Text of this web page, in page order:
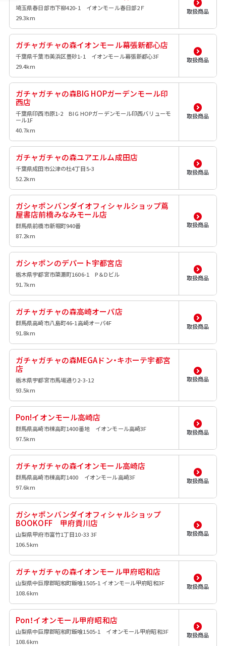
埼玉県春日部市下柳420-1 イオンモール春日部2Ｆ
29.3km
取扱商品
ガチャガチャの森イオンモール幕張新都心店
千葉県千葉市美浜区豊砂1-1 イオンモール幕張新都心3F
29.4km
取扱商品
ガチャガチャの森BIG HOPガーデンモール印
西店
千葉県印西市原1-2 BIG HOPガーデンモール印西バリューモ
ール1F
40.7km
取扱商品
ガチャガチャの森ユアエルム成田店
千葉県成田市公津の杜4丁目5-3
52.2km
取扱商品
ガシャポンバンダイオフィシャルショップ蔦
屋書店前橋みなみモール店
群馬県前橋市新堀町940番
87.2km
取扱商品
ガシャポンのデパート宇都宮店
栃木県宇都宮市簗瀬町1606-1 P＆Dビル
91.7km
取扱商品
ガチャガチャの森高崎オーパ店
群馬県高崎市八島町46-1高崎オーパ4F
91.8km
取扱商品
ガチャガチャの森MEGAドン・キホーテ宇都宮
店
栃木県宇都宮市馬場通り2-3-12
93.5km
取扱商品
Pon!イオンモール高崎店
群馬県高崎市棟高町1400番地 イオンモール高崎3F
97.5km
取扱商品
ガチャガチャの森イオンモール高崎店
群馬県高崎市棟高町1400 イオンモール高崎3F
97.6km
取扱商品
ガシャポンバンダイオフィシャルショップ
BOOKOFF 甲府貢川店
山梨県甲府市富竹1丁目10-33 3F
106.5km
取扱商品
ガチャガチャの森イオンモール甲府昭和店
山梨県中巨摩郡昭和町飯喰1505-1 イオンモール甲府昭和3F
108.6km
取扱商品
Pon！イオンモール甲府昭和店
山梨県中巨摩郡昭和町飯喰1505-1 イオンモール甲府昭和3F
108.6km
取扱商品